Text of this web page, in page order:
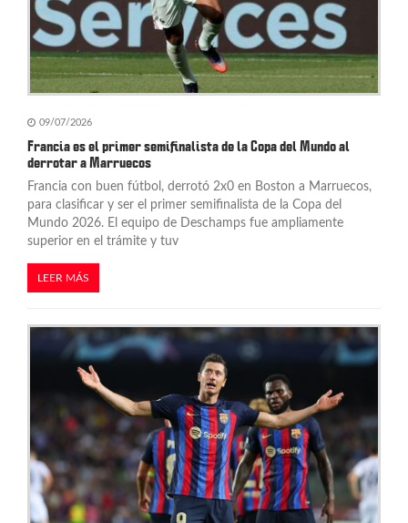
n
t
r
d
a
s
09/07/2026
Francia es el primer semifinalista de la Copa del Mundo al
derrotar a Marruecos
Francia con buen fútbol, derrotó 2x0 en Boston a Marruecos,
para clasificar y ser el primer semifinalista de la Copa del
Mundo 2026. El equipo de Deschamps fue ampliamente
superior en el trámite y tuv
LEER MÁS